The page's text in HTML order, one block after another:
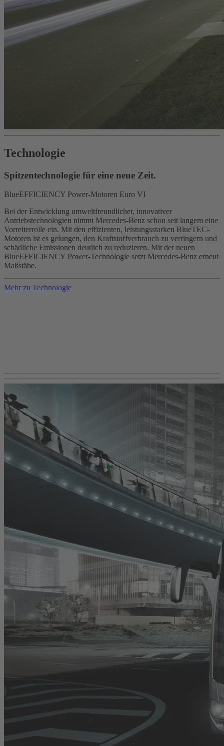
Technologie
Spitzentechnologie für eine neue Zeit.
BlueEFFICIENCY Power-Motoren Euro VI
Bei der Entwicklung umweltfreundlicher, innovativer
Antriebstechnologien nimmt Mercedes-Benz schon seit langem eine
Vorreiterrolle ein. Mit den effizienten, leistungsstarken BlueTEC-
Motoren ist es gelungen, den Kraftstoffverbrauch zu verringern und
schädliche Emissionen deutlich zu reduzieren. Mit der neuen
BlueEFFICIENCY Power-Technologie setzt Mercedes-Benz erneut
Maßstäbe.
Mehr zu Technologie